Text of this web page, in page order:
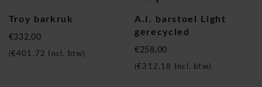
Troy barkruk
€332,00
(€401,72 Incl. btw)
A.I. barstoel Light
gerecycled
€258,00
(€312,18 Incl. btw)